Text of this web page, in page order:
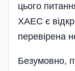
цього
ХАЕС є
перевірена
Безумовно,